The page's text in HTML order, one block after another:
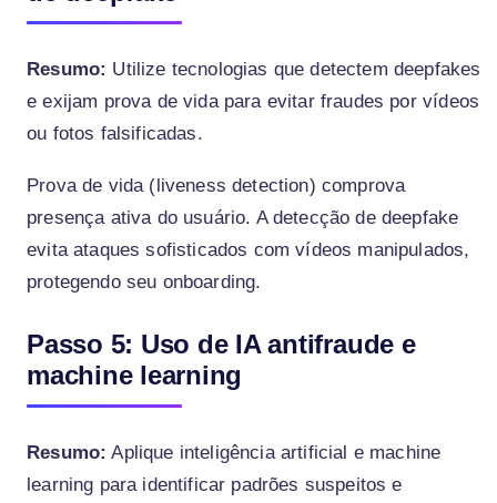
Resumo: Utilize tecnologias que detectem deepfakes
e exijam prova de vida para evitar fraudes por vídeos
ou fotos falsificadas.
Prova de vida (liveness detection) comprova
presença ativa do usuário. A detecção de deepfake
evita ataques sofisticados com vídeos manipulados,
protegendo seu onboarding.
Passo 5: Uso de IA antifraude e
machine learning
Resumo: Aplique inteligência artificial e machine
learning para identificar padrões suspeitos e